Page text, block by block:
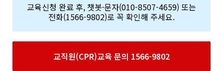
교육신청 완료 후, 챗봇·문자(010-8507-4659) 또는
전화(1566-9802)로 꼭 확인해 주세요.
교직원(CPR)교육 문의 1566-9802